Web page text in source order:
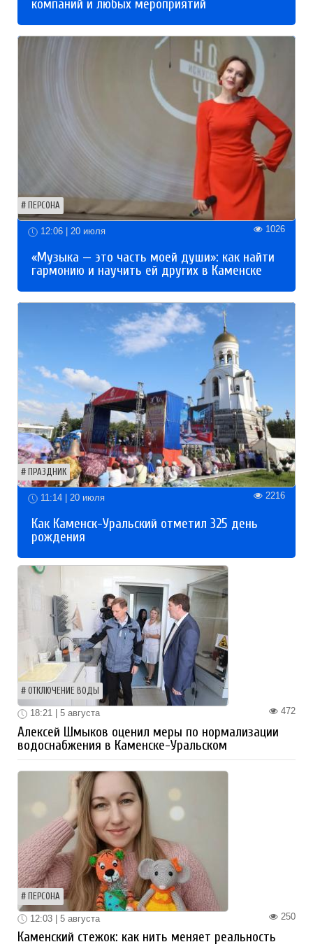
компаний и любых мероприятий
ПЕРСОНА
12:06 | 20 июля 1026
«Музыка — это часть моей души»: как найти
гармонию и научить ей других в Каменске
ПРАЗДНИК
11:14 | 20 июля 2216
Как Каменск-Уральский отметил 325 день
рождения
ОТКЛЮЧЕНИЕ ВОДЫ
472
18:21 | 5 августа
Алексей Шмыков оценил меры по нормализации
водоснабжения в Каменске-Уральском
ПЕРСОНА
250
12:03 | 5 августа
Каменский стежок: как нить меняет реальность